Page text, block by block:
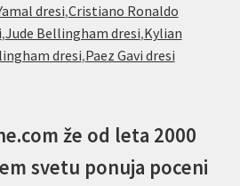
dresi,Cristiano Ronaldo
,Jude Bellingham dresi,Kylian
dresi,Paez Gavi dresi
že od leta 2000
svetu ponuja poceni